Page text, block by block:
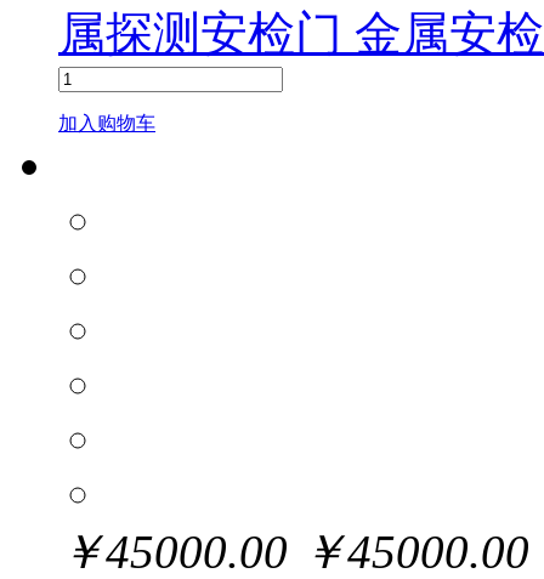
属探测安检门 金属安
加入购物车
￥45000.00 ￥45000.00